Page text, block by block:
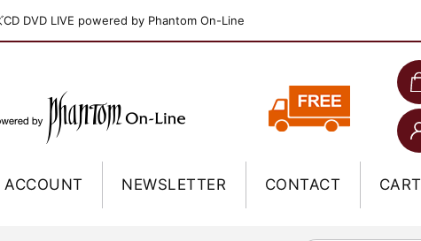
CD DVD LIVE powered by Phantom On-Line
ACCOUNT NEWSLETTER CONTACT CART
日 コロラド州 2公演 SBD 完全収録！